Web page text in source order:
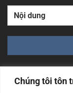
Chúng tôi tôn